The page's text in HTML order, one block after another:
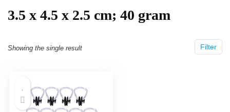
‎3.5 x 4.5 x 2.5 cm; 40 gram
Filter
Showing the single result